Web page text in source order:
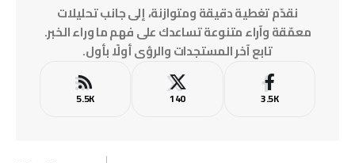
نقدّم تغطية دقيقة ومتوازنة، إلى جانب تحليلات
معمّقة وآراء متنوعة تساعدك على فهم ما وراء الخبر.
تابع آخر المستجدات والرؤى أولًا بأول.
3.5K
140
5.5K